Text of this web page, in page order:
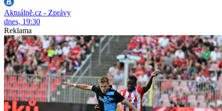
Aktuálně.cz - Zprávy
dnes, 19:30
Reklama